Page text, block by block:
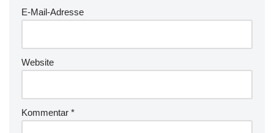
E-Mail-Adresse
Website
Kommentar *